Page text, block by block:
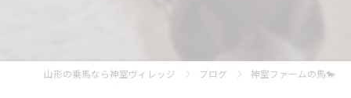
山形の乗馬なら神室ヴィレッジ ブログ 神室ファームの馬🐎